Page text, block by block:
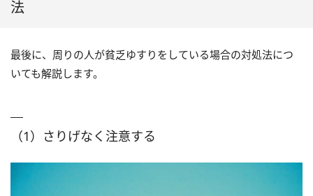
法
最後に、周りの人が貧乏ゆすりをしている場合の対処法につ
いても解説します。
（1）さりげなく注意する